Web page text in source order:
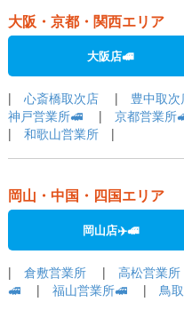
大阪・京都・関西エリア
大阪店🚅
| 心斎橋取次店| 豊中取
神戸営業所🚅| 京都営業所
| 和歌山営業所|
岡山・中国・四国エリア
岡山店✈️🚅
| 倉敷営業所| 高松営業所
🚅| 福山営業所🚅| 鳥